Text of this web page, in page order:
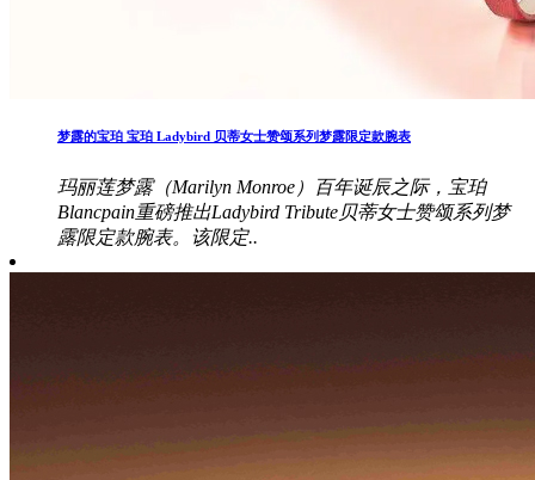
梦露的宝珀 宝珀 Ladybird 贝蒂女士赞颂系列梦露限定款腕表
玛丽莲梦露（Marilyn Monroe）百年诞辰之际，宝珀
Blancpain重磅推出Ladybird Tribute贝蒂女士赞颂系列梦
露限定款腕表。该限定..